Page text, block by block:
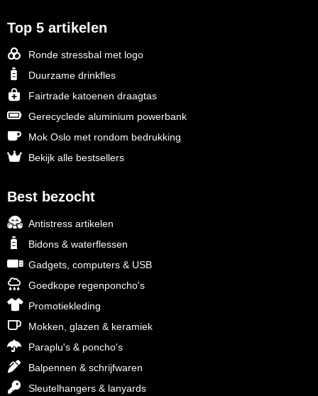
Top 5 artikelen
Ronde stressbal met logo
Duurzame drinkfles
Fairtrade katoenen draagtas
Gerecyclede aluminium powerbank
Mok Oslo met rondom bedrukking
Bekijk alle bestsellers
Best bezocht
Antistress artikelen
Bidons & waterflessen
Gadgets, computers & USB
Goedkope regenponcho's
Promotiekleding
Mokken, glazen & keramiek
Paraplu's & poncho's
Balpennen & schrijfwaren
Sleutelhangers & lanyards